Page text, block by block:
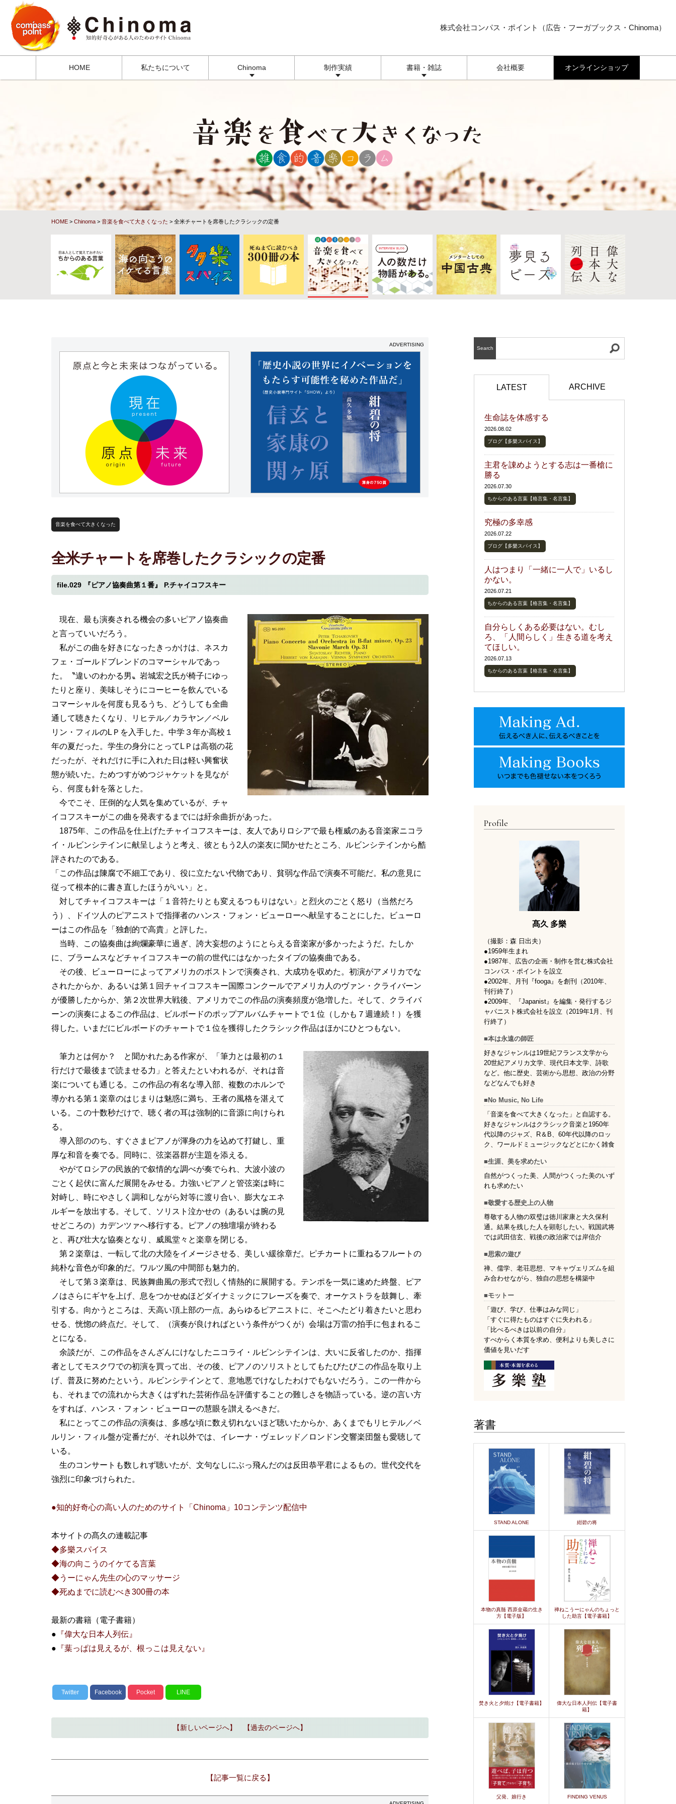
株式会社コンパス・ポイント（広告・フーガブックス・Chinoma）
HOME 私たちについて Chinoma 制作実績 書籍・雑誌 会社概要 オンラインショップ
HOME > Chinoma > 音楽を食べて大きくなった > 全米チャートを席巻したクラシックの定番
ADVERTISING
音楽を食べて大きくなった
全米チャートを席巻したクラシックの定番
file.029 『ピアノ協奏曲第１番』 P.チャイコフスキー
現在、最も演奏される機会の多いピアノ協奏曲
と言っていいだろう。
私がこの曲を好きになったきっかけは、ネスカ
フェ・ゴールドブレンドのコマーシャルであっ
た。〝違いのわかる男〟岩城宏之氏が椅子にゆっ
たりと座り、美味しそうにコーヒーを飲んでいる
コマーシャルを何度も見るうち、どうしても全曲
通して聴きたくなり、リヒテル／カラヤン／ベル
リン・フィルのLＰを入手した。中学３年か高校１
年の夏だった。学生の身分にとってLＰは高嶺の花
だったが、それだけに手に入れた日は軽い興奮状
態が続いた。ためつすがめつジャケットを見なが
ら、何度も針を落とした。
今でこそ、圧倒的な人気を集めているが、チャ
イコフスキーがこの曲を発表するまでには紆余曲折があった。
1875年、この作品を仕上げたチャイコフスキーは、友人でありロシアで最も権威のある音楽家ニコラ
イ・ルビンシテインに献呈しようと考え、彼ともう2人の楽友に聞かせたところ、ルビンシテインから酷
評されたのである。
「この作品は陳腐で不細工であり、役に立たない代物であり、貧弱な作品で演奏不可能だ。私の意見に
従って根本的に書き直したほうがいい」と。
対してチャイコフスキーは「１音符たりとも変えるつもりはない」と烈火のごとく怒り（当然だろ
う）、ドイツ人のピアニストで指揮者のハンス・フォン・ビューローへ献呈することにした。ビューロ
ーはこの作品を「独創的で高貴」と評した。
当時、この協奏曲は絢爛豪華に過ぎ、誇大妄想のようにとらえる音楽家が多かったようだ。たしか
に、ブラームスなどチャイコフスキーの前の世代にはなかったタイプの協奏曲である。
その後、ビューローによってアメリカのボストンで演奏され、大成功を収めた。初演がアメリカでな
されたからか、あるいは第１回チャイコフスキー国際コンクールでアメリカ人のヴァン・クライバーン
が優勝したからか、第２次世界大戦後、アメリカでこの作品の演奏頻度が急増した。そして、クライバ
ーンの演奏によるこの作品は、ビルボードのポップアルバムチャートで１位（しかも７週連続！）を獲
得した。いまだにビルボードのチャートで１位を獲得したクラシック作品はほかにひとつもない。
筆力とは何か？ と聞かれたある作家が、「筆力とは最初の１
行だけで最後まで読ませる力」と答えたといわれるが、それは音
楽についても通じる。この作品の有名な導入部、複数のホルンで
導かれる第１楽章のはじまりは魅惑に満ち、王者の風格を湛えて
いる。この十数秒だけで、聴く者の耳は強制的に音源に向けられ
る。
導入部ののち、すぐさまピアノが渾身の力を込めて打鍵し、重
厚な和音を奏でる。同時に、弦楽器群が主題を添える。
やがてロシアの民族的で叙情的な調べが奏でられ、大波小波の
ごとく起伏に富んだ展開をみせる。力強いピアノと管弦楽は時に
対峙し、時にやさしく調和しながら対等に渡り合い、膨大なエネ
ルギーを放出する。そして、ソリスト泣かせの（あるいは腕の見
せどころの）カデンツァへ移行する。ピアノの独壇場が終わる
と、再び壮大な協奏となり、威風堂々と楽章を閉じる。
第２楽章は、一転して北の大陸をイメージさせる、美しい緩徐章だ。ピチカートに重ねるフルートの
純朴な音色が印象的だ。ワルツ風の中間部も魅力的。
そして第３楽章は、民族舞曲風の形式で烈しく情熱的に展開する。テンポを一気に速めた終盤、ピア
ノはさらにギヤを上げ、息をつかせぬほどダイナミックにフレーズを奏で、オーケストラを鼓舞し、牽
引する。向かうところは、天高い頂上部の一点。あらゆるピアニストに、そこへたどり着きたいと思わ
せる、恍惚の終点だ。そして、（演奏が良ければという条件がつくが）会場は万雷の拍手に包まれるこ
とになる。
余談だが、この作品をさんざんにけなしたニコライ・ルビンシテインは、大いに反省したのか、指揮
者としてモスクワでの初演を買って出、その後、ピアノのソリストとしてもたびたびこの作品を取り上
げ、普及に努めたという。ルビンシテインとて、意地悪でけなしたわけでもないだろう。この一件から
も、それまでの流れから大きくはずれた芸術作品を評価することの難しさを物語っている。逆の言い方
をすれば、ハンス・フォン・ビューローの慧眼を讃えるべきだ。
私にとってこの作品の演奏は、多感な頃に数え切れないほど聴いたからか、あくまでもリヒテル／ベ
ルリン・フィル盤が定番だが、それ以外では、イレーナ・ヴェレッド／ロンドン交響楽団盤も愛聴して
いる。
生のコンサートも数しれず聴いたが、文句なしにぶっ飛んだのは反田恭平君によるもの。世代交代を
強烈に印象づけられた。
●知的好奇心の高い人のためのサイト「Chinoma」10コンテンツ配信中
本サイトの髙久の連載記事
◆多樂スパイス
◆海の向こうのイケてる言葉
◆うーにゃん先生の心のマッサージ
◆死ぬまでに読むべき300冊の本
最新の書籍（電子書籍）
● 『偉大な日本人列伝』
● 『葉っぱは見えるが、根っこは見えない』
Twitter Facebook Pocket LINE
【新しいページへ】 【過去のページへ】
【記事一覧に戻る】
Search
LATEST ARCHIVE
生命誌を体感する
2026.08.02
ブログ【多樂スパイス】
主君を諌めようとする志は一番槍に
勝る
2026.07.30
ちからのある言葉【格言集・名言集】
究極の多幸感
2026.07.22
ブログ【多樂スパイス】
人はつまり「一緒に一人で」いるし
かない。
2026.07.21
ちからのある言葉【格言集・名言集】
自分らしくある必要はない。むし
ろ、「人間らしく」生きる道を考え
てほしい。
2026.07.13
ちからのある言葉【格言集・名言集】
Profile
髙久 多樂
（撮影：森 日出夫）
●1959年生まれ
●1987年、広告の企画・制作を営む株式会社
コンパス・ポイントを設立
●2002年、月刊『fooga』を創刊（2010年、
刊行終了）
●2009年、『Japanist』を編集・発行するジ
ャパニスト株式会社を設立（2019年1月、刊
行終了）
■本は永遠の師匠
好きなジャンルは19世紀フランス文学から
20世紀アメリカ文学、現代日本文学、詩歌
など。他に歴史、芸術から思想、政治の分野
などなんでも好き
■No Music, No Life
「音楽を食べて大きくなった」と自認する。
好きなジャンルはクラシック音楽と1950年
代以降のジャズ、R＆B、60年代以降のロッ
ク、ワールドミュージックなどとにかく雑食
■生涯、美を求めたい
自然がつくった美、人間がつくった美のいず
れも求めたい
■敬愛する歴史上の人物
尊敬する人物の双璧は徳川家康と大久保利
通。結果を残した人を顕彰したい。戦国武将
では武田信玄、戦後の政治家では岸信介
■思索の遊び
禅、儒学、老荘思想、マキャヴェリズムを組
み合わせながら、独自の思想を構築中
■モットー
「遊び、学び、仕事はみな同じ」
「すぐに得たものはすぐに失われる」
「比べるべきは以前の自分」
すべからく本質を求め、便利よりも美しさに
価値を見いだす
著書
STAND ALONE 紺碧の将
本物の真髄 西原金蔵の生き
方【電子版】
禅ねこうーにゃんのちょっと
した助言【電子書籍】
焚き火と夕焼け【電子書籍】
偉大な日本人列伝【電子書
籍】
父発、娘行き FINDING VENUS